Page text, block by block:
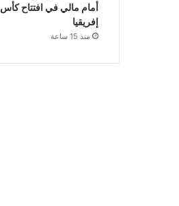
أمام مالي في افتتاح كأس
إفريقيا
منذ 15 ساعة